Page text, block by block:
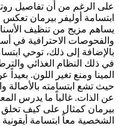
على الرغم من أن تفاصيل
ابتسامة أوليفر بيرمان
يساهم مزيج من تنظيف
والفحوصات الاحترافية في
بالإضافة إلى ذلك، توحي
في ذلك النظام الغذائي
المينا ومنع تغير اللون.
حيث تشع ابتسامته بالأصالة
عن الذات. غالباً ما يدرس
بيرمان كمثال على كيف تخلق
الشخصية معاً ابتسامة